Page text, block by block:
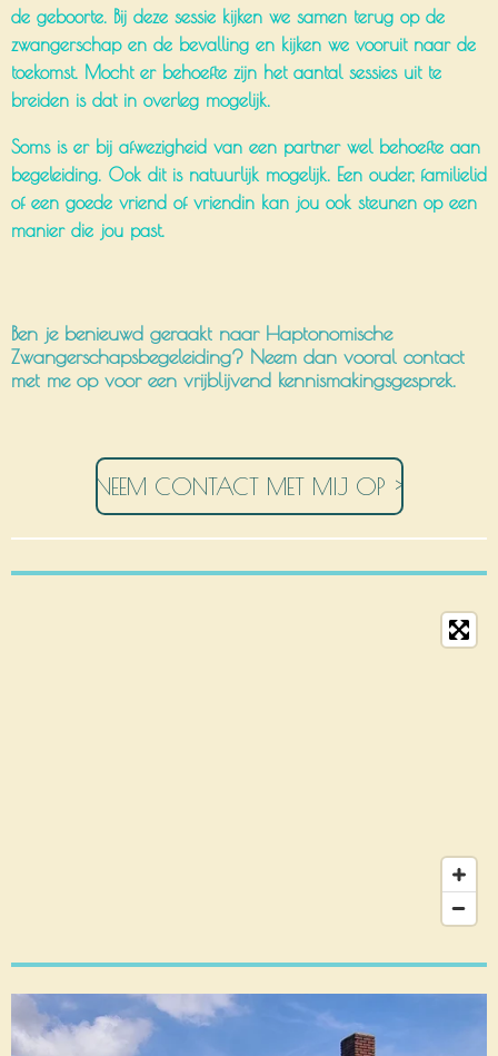
de geboorte. Bij deze sessie kijken we samen terug op de
zwangerschap en de bevalling en kijken we vooruit naar de
toekomst. Mocht er behoefte zijn het aantal sessies uit te
breiden is dat in overleg mogelijk.
Soms is er bij afwezigheid van een partner wel behoefte aan
begeleiding. Ook dit is natuurlijk mogelijk. Een ouder, familielid
of een goede vriend of vriendin kan jou ook steunen op een
manier die jou past.
Ben je benieuwd geraakt naar Haptonomische
Zwangerschapsbegeleiding? Neem dan vooral contact
met me op voor een vrijblijvend kennismakingsgesprek.
NEEM CONTACT MET MIJ OP >